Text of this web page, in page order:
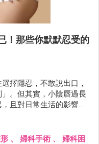
！那些你默默忍受的
擇隱忍，不敢說出口，
。但其實，小陰唇過長
且對日常生活的影響，
不適、穿著受限，到清
悄累積成長期壓力。
、 婦科手術 、 婦科困